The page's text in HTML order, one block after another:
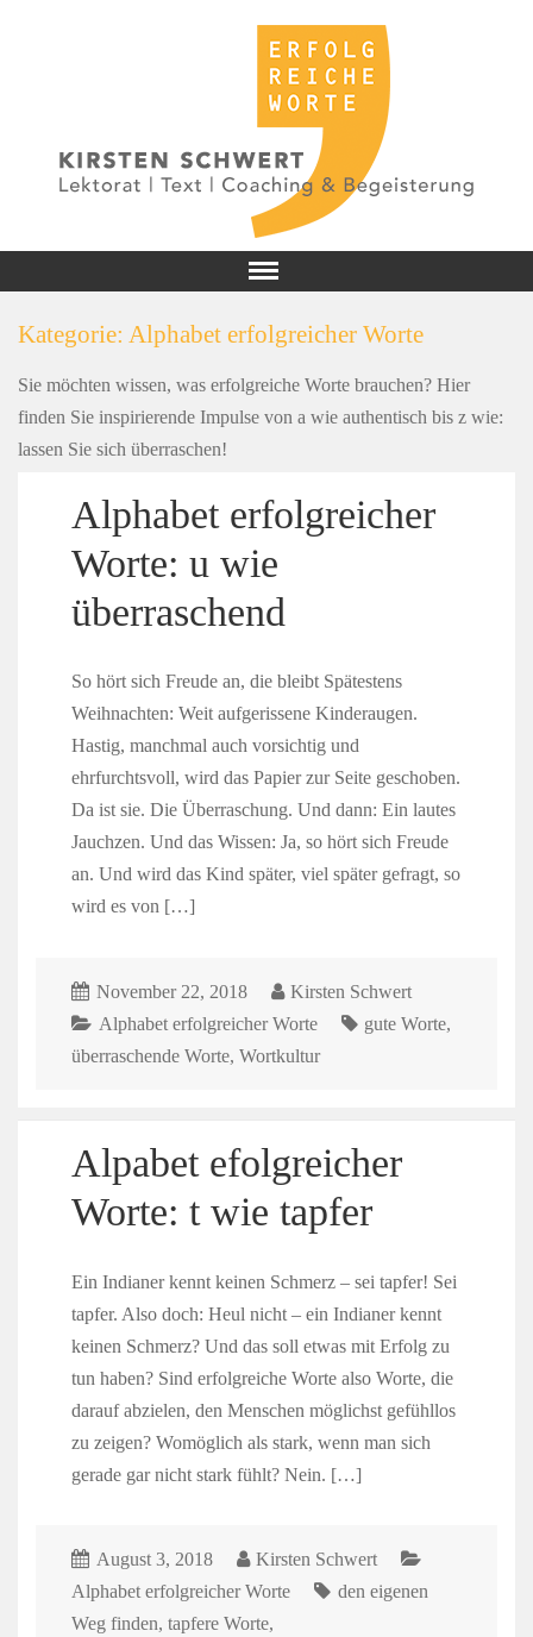
Kategorie: Alphabet erfolgreicher Worte
Sie möchten wissen, was erfolgreiche Worte brauchen? Hier
finden Sie inspirierende Impulse von a wie authentisch bis z wie:
lassen Sie sich überraschen!
Alphabet erfolgreicher
Worte: u wie
überraschend
So hört sich Freude an, die bleibt Spätestens
Weihnachten: Weit aufgerissene Kinderaugen.
Hastig, manchmal auch vorsichtig und
ehrfurchtsvoll, wird das Papier zur Seite geschoben.
Da ist sie. Die Überraschung. Und dann: Ein lautes
Jauchzen. Und das Wissen: Ja, so hört sich Freude
an. Und wird das Kind später, viel später gefragt, so
wird es von […]
November 22, 2018
Kirsten Schwert
Alphabet erfolgreicher Worte
gute Worte,
überraschende Worte, Wortkultur
Alpabet efolgreicher
Worte: t wie tapfer
Ein Indianer kennt keinen Schmerz – sei tapfer! Sei
tapfer. Also doch: Heul nicht – ein Indianer kennt
keinen Schmerz? Und das soll etwas mit Erfolg zu
tun haben? Sind erfolgreiche Worte also Worte, die
darauf abzielen, den Menschen möglichst gefühllos
zu zeigen? Womöglich als stark, wenn man sich
gerade gar nicht stark fühlt? Nein. […]
August 3, 2018
Kirsten Schwert
Alphabet erfolgreicher Worte
den eigenen
Weg finden, tapfere Worte,